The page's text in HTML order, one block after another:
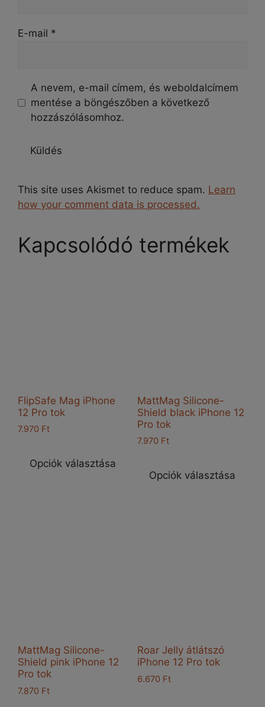
E-mail *
A nevem, e-mail címem, és weboldalcímem
mentése a böngészőben a következő
hozzászólásomhoz.
This site uses Akismet to reduce spam. Learn
how your comment data is processed.
Kapcsolódó termékek
FlipSafe Mag iPhone
12 Pro tok
7.970 Ft
Opciók választása
Ennek
terméknek
MattMag Silicone-
Shield black iPhone 12
Pro tok
7.970 Ft
Opciók választása
MattMag Silicone-
Shield pink iPhone 12
Pro tok
7.870 Ft
Roar Jelly átlátszó
iPhone 12 Pro tok
6.670 Ft